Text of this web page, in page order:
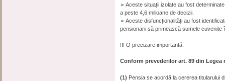
➢ Aceste situații izolate au fost
a peste 4,6 milioane de decizii.
➢ Aceste disfuncționalități au fost
pensionarii să primească sumele cuvenite
!!! O precizare importantă:
Conform prevederilor art. 89 din Legea
(1) Pensia se acordă la cererea titularului